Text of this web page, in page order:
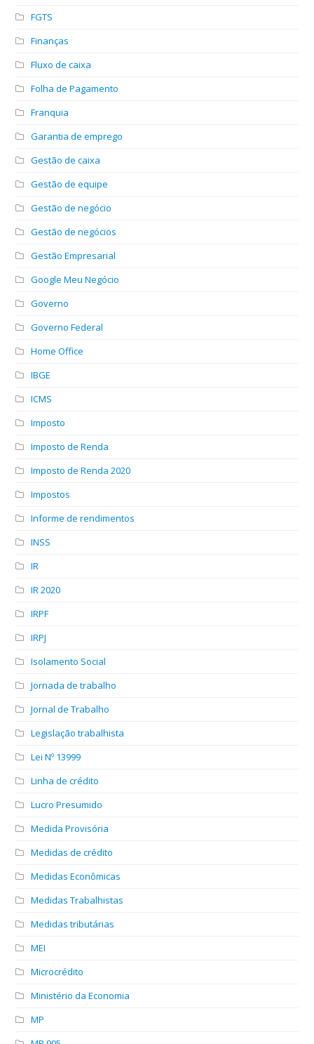
FGTS
Finanças
Fluxo de caixa
Folha de Pagamento
Franquia
Garantia de emprego
Gestão de caixa
Gestão de equipe
Gestão de negócio
Gestão de negócios
Gestão Empresarial
Google Meu Negócio
Governo
Governo Federal
Home Office
IBGE
ICMS
Imposto
Imposto de Renda
Imposto de Renda 2020
Impostos
Informe de rendimentos
INSS
IR
IR 2020
IRPF
IRPJ
Isolamento Social
Jornada de trabalho
Jornal de Trabalho
Legislação trabalhista
Lei Nº 13999
Linha de crédito
Lucro Presumido
Medida Provisória
Medidas de crédito
Medidas Econômicas
Medidas Trabalhistas
Medidas tributárias
MEI
Microcrédito
Ministério da Economia
MP